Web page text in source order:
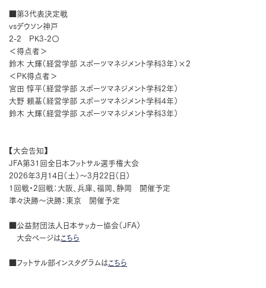
■第3代表決定戦
vsデウソン神戸
2-2 PK3-2〇
＜得点者＞
鈴木 大輝（経営学部 スポーツマネジメント学科3年）×2
＜PK得点者＞
宮田 惇平（経営学部 スポーツマネジメント学科2年）
大野 頼基（経営学部 スポーツマネジメント学科4年）
鈴木 大輝（経営学部 スポーツマネジメント学科3年）
【大会告知】
JFA第31回全日本フットサル選手権大会
2026年3月14日（土）〜3月22日（日）
1回戦・2回戦：大阪、兵庫、福岡、静岡 開催予定
準々決勝〜決勝：東京 開催予定
■公益財団法人日本サッカー協会（JFA）
大会ページはこちら
■フットサル部インスタグラムはこちら